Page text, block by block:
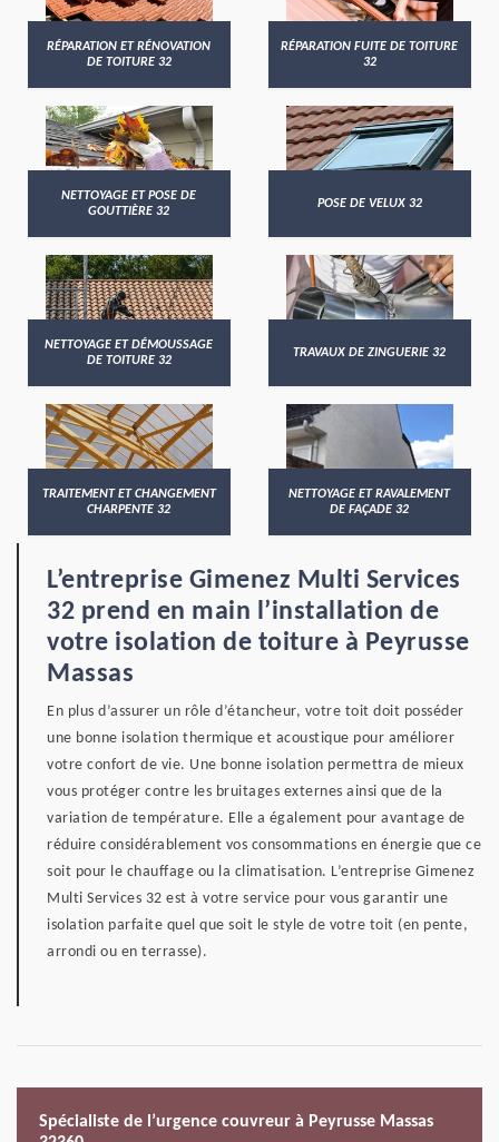
RÉPARATION ET RÉNOVATION
DE TOITURE 32
RÉPARATION FUITE DE TOITURE
32
NETTOYAGE ET POSE DE
GOUTTIÈRE 32
POSE DE VELUX 32
NETTOYAGE ET DÉMOUSSAGE
DE TOITURE 32
TRAVAUX DE ZINGUERIE 32
TRAITEMENT ET CHANGEMENT
CHARPENTE 32
NETTOYAGE ET RAVALEMENT
DE FAÇADE 32
L’entreprise Gimenez Multi Services
32 prend en main l’installation de
votre isolation de toiture à Peyrusse
Massas
En plus d’assurer un rôle d’étancheur, votre toit doit posséder
une bonne isolation thermique et acoustique pour améliorer
votre confort de vie. Une bonne isolation permettra de mieux
vous protéger contre les bruitages externes ainsi que de la
variation de température. Elle a également pour avantage de
réduire considérablement vos consommations en énergie que ce
soit pour le chauffage ou la climatisation. L’entreprise Gimenez
Multi Services 32 est à votre service pour vous garantir une
isolation parfaite quel que soit le style de votre toit (en pente,
arrondi ou en terrasse).
Spécialiste de l’urgence couvreur à Peyrusse Massas